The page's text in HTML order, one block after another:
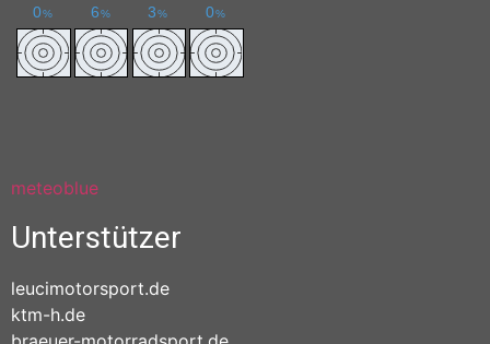
meteoblue
Unterstützer
leucimotorsport.de
ktm-h.de